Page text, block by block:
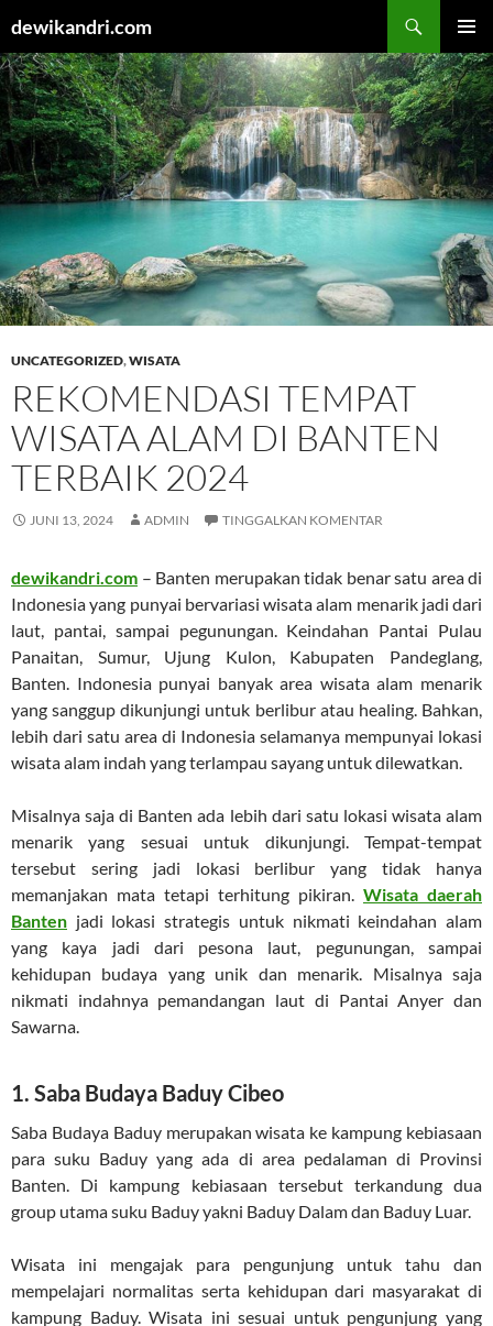
dewikandri.com
MENU
UTAMA
KE
ISI
UNCATEGORIZED,WISATA
REKOMENDASI TEMPAT
WISATA ALAM DI BANTEN
TERBAIK 2024
JUNI 13, 2024 ADMIN TINGGALKAN KOMENTAR
dewikandri.com – Banten merupakan tidak benar satu area di
Indonesia yang punyai bervariasi wisata alam menarik jadi dari
laut, pantai, sampai pegunungan. Keindahan Pantai Pulau
Panaitan, Sumur, Ujung Kulon, Kabupaten Pandeglang,
Banten. Indonesia punyai banyak area wisata alam menarik
yang sanggup dikunjungi untuk berlibur atau healing. Bahkan,
lebih dari satu area di Indonesia selamanya mempunyai lokasi
wisata alam indah yang terlampau sayang untuk dilewatkan.
Misalnya saja di Banten ada lebih dari satu lokasi wisata alam
menarik yang sesuai untuk dikunjungi. Tempat-tempat
tersebut sering jadi lokasi berlibur yang tidak hanya
memanjakan mata tetapi terhitung pikiran. Wisata daerah
Banten jadi lokasi strategis untuk nikmati keindahan alam
yang kaya jadi dari pesona laut, pegunungan, sampai
kehidupan budaya yang unik dan menarik. Misalnya saja
nikmati indahnya pemandangan laut di Pantai Anyer dan
Sawarna.
1. Saba Budaya Baduy Cibeo
Saba Budaya Baduy merupakan wisata ke kampung kebiasaan
para suku Baduy yang ada di area pedalaman di Provinsi
Banten. Di kampung kebiasaan tersebut terkandung dua
group utama suku Baduy yakni Baduy Dalam dan Baduy Luar.
Wisata ini mengajak para pengunjung untuk tahu dan
mempelajari normalitas serta kehidupan dari masyarakat di
kampung Baduy. Wisata ini sesuai untuk pengunjung yang